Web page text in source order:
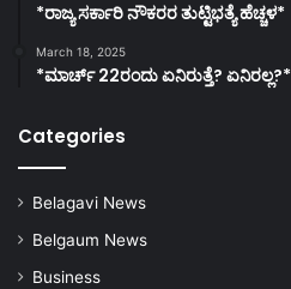
*ರಾಜ್ಯ ಸರ್ಕಾರಿ ನೌಕರರ ತುಟ್ಟಿಭತ್ಯೆ ಹೆಚ್ಚಳ*
March 18, 2025
*ಮಾರ್ಚ್ 22ರಂದು ಏನಿರುತ್ತೆ? ಏನಿರಲ್ಲ?*
Categories
Belagavi News
Belgaum News
Business